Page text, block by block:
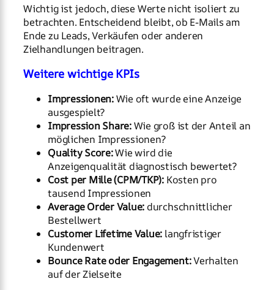
Wichtig ist jedoch, diese Werte nicht isoliert zu
betrachten. Entscheidend bleibt, ob E-Mails am
Ende zu Leads, Verkäufen oder anderen
Zielhandlungen beitragen.
Weitere wichtige KPIs
Impressionen:Wie oft wurde eine Anzeige
ausgespielt?
Impression Share:Wie groß ist der Anteil an
möglichen Impressionen?
Quality Score:Wie wird die
Anzeigenqualität diagnostisch bewertet?
Cost per Mille (CPM/TKP): Kosten pro
tausend Impressionen
Average Order Value: durchschnittlicher
Bestellwert
Customer Lifetime Value: langfristiger
Kundenwert
Bounce Rate oder Engagement:Verhalten
auf der Zielseite